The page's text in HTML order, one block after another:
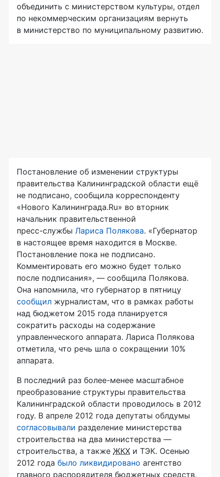
объединить с министерством культуры, отдел
по некоммерческим организациям вернуть
в министерство по муниципальному развитию.
Постановление об изменении структуры
правительства Калининградской области ещё
не подписано, сообщила корреспонденту
«Нового Калининграда.Ru» во вторник
начальник правительственной
пресс-службы Лариса Полякова. «Губернатор
в настоящее время находится в Москве.
Постановление пока не подписано.
Комментировать его можно будет только
после подписания», — сообщила Полякова.
Она напомнила, что губернатор в пятницу
сообщил журналистам, что в рамках работы
над бюджетом 2015 года планируется
сократить расходы на содержание
управленческого аппарата. Лариса Полякова
отметила, что речь шла о сокращении 10%
аппарата.
В последний раз более-менее масштабное
преобразование структуры правительства
Калининградской области проводилось в 2012
году. В апреле 2012 года депутаты облдумы
согласовывали разделение министерства
строительства на два министерства —
строительства, а также ЖКХ и ТЭК. Осенью
2012 года было ликвидировано агентство
главного распорядителя бюджетных средств,